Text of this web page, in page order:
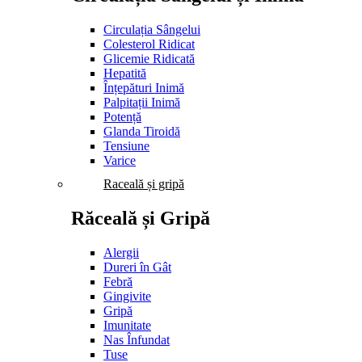
Circulația Sângelui
Colesterol Ridicat
Glicemie Ridicată
Hepatită
Înțepături Inimă
Palpitații Inimă
Potență
Glanda Tiroidă
Tensiune
Varice
Raceală și gripă
Răceală și Gripă
Alergii
Dureri în Gât
Febră
Gingivite
Gripă
Imunitate
Nas Înfundat
Tuse